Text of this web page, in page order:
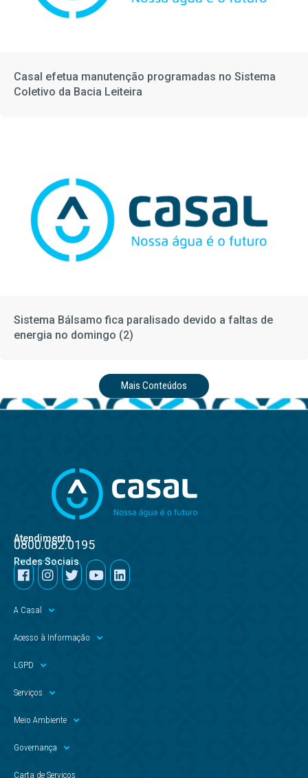
Casal efetua manutenção programadas no Sistema
Coletivo da Bacia Leiteira
Sistema Bálsamo fica paralisado devido a faltas de
energia no domingo (2)
Mais Conteúdos
Atendimento
0800.082.0195
Redes Sociais
A Casal
Acesso à Informação
LGPD
Serviços
Meio Ambiente
Governança
Carta de Serviços